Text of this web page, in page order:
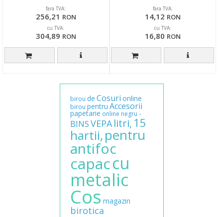
fara TVA:
256,21 RON
cu TVA:
304,89 RON
fara TVA:
14,12 RON
cu TVA:
16,80 RON
birou de Cosuri online
birou pentru Accesorii
papetarie online negru -
BINSVEPA litri, 15
hartii,pentru
antifoc
capaccu
metalic
Cos magazin
birotica